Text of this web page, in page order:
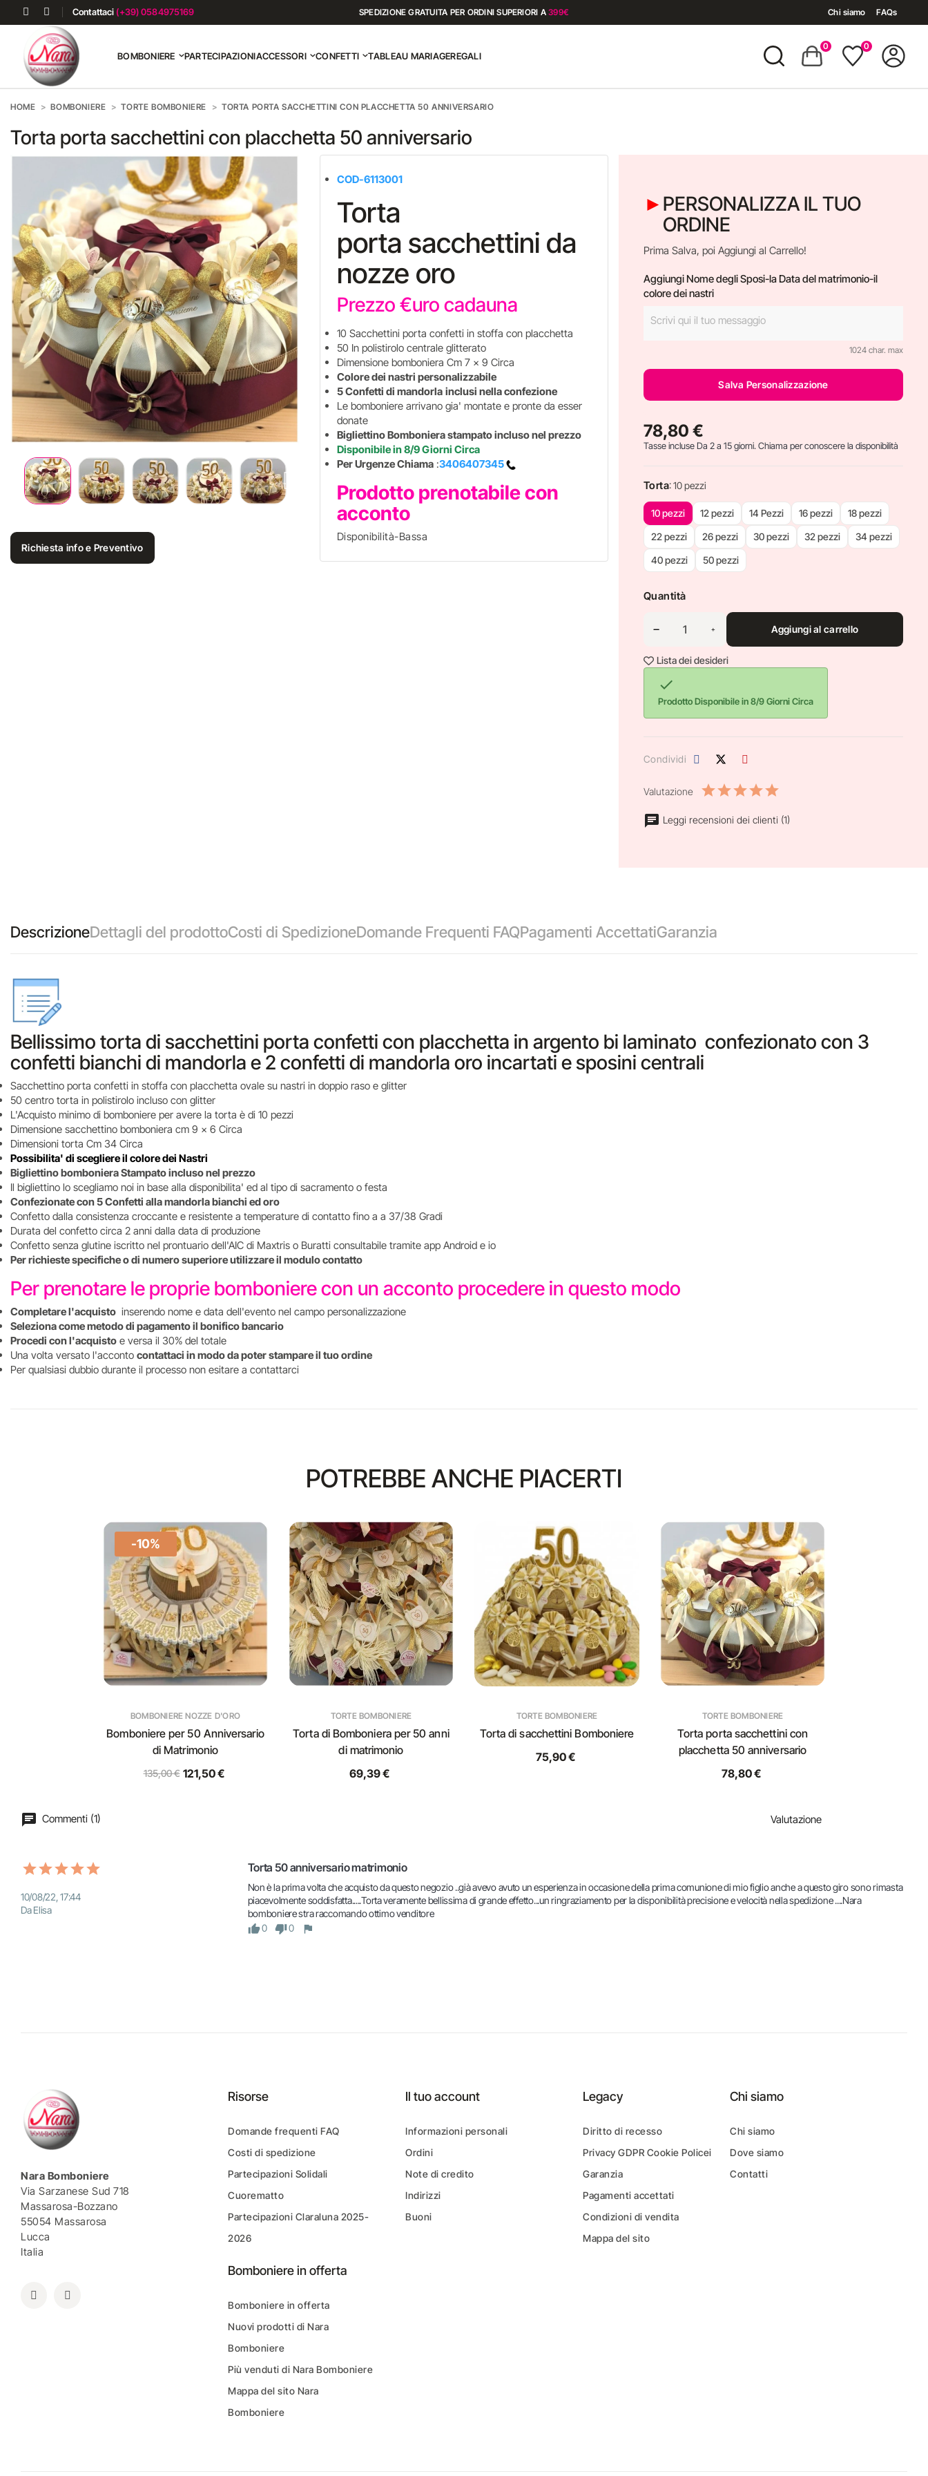
Contattaci (+39) 0584975169 SPEDIZIONE GRATUITA PER ORDINI SUPERIORI A399€ Chi siamo FAQs
BOMBONIERE PARTECIPAZIONIACCESSORI CONFETTI TABLEAU MARIAGEREGALI
0 0
HOME BOMBONIERE TORTE BOMBONIERE TORTA PORTA SACCHETTINI CON PLACCHETTA 50 ANNIVERSARIO
Torta porta sacchettini con placchetta 50 anniversario
Richiesta info e Preventivo
COD-6113001
Torta
porta sacchettini da
nozze oro
Prezzo €uro cadauna
10 Sacchettini porta confetti in stoffa con placchetta
50 In polistirolo centrale glitterato
Dimensione bomboniera Cm 7 x 9 Circa
Colore dei nastri personalizzabile
5 Confetti di mandorla inclusi nella confezione
Le bomboniere arrivano gia' montate e pronte da esser
donate
Bigliettino Bomboniera stampato incluso nel prezzo
Disponibile in 8/9 Giorni Circa
Per Urgenze Chiama:3406407345
Prodotto prenotabile con
acconto
Disponibilità-Bassa
PERSONALIZZA IL TUO
ORDINE
Prima Salva, poi Aggiungi al Carrello!
Aggiungi Nome degli Sposi-la Data del matrimonio-il
colore dei nastri
1024 char. max
Salva Personalizzazione
78,80 €
Tasse incluseDa 2 a 15 giorni. Chiama per conoscere la disponibilità
Torta: 10 pezzi
10 pezzi 12 pezzi 14 Pezzi 16 pezzi
18 pezzi
22 pezzi
26 pezzi 30 pezzi 32 pezzi
34 pezzi
40 pezzi
50 pezzi
Quantità
Aggiungi al carrello
Lista dei desideri

Prodotto Disponibile in 8/9 Giorni Circa
Condividi
Valutazione
Leggi recensioni dei clienti (1)
DescrizioneDettagli del prodottoCosti di SpedizioneDomande Frequenti FAQPagamenti AccettatiGaranzia
Bellissimo torta di sacchettini porta confetti con placchetta in argento bi laminato confezionato con 3
confetti bianchi di mandorla e 2 confetti di mandorla oro incartati e sposini centrali
Sacchettino porta confetti in stoffa con placchetta ovale su nastri in doppio raso e glitter
50 centro torta in polistirolo incluso con glitter
L'Acquisto minimo di bomboniere per avere la torta è di 10 pezzi
Dimensione sacchettino bomboniera cm 9 x 6 Circa
Dimensioni torta Cm 34 Circa
Possibilita' di scegliere il colore dei Nastri
Bigliettino bomboniera Stampato incluso nel prezzo
Il bigliettino lo scegliamo noi in base alla disponibilita' ed al tipo di sacramento o festa
Confezionate con 5 Confetti alla mandorla bianchi ed oro
Confetto dalla consistenza croccante e resistente a temperature di contatto fino a a 37/38 Gradi
Durata del confetto circa 2 anni dalla data di produzione
Confetto senza glutine iscritto nel prontuario dell'AIC di Maxtris o Buratti consultabile tramite app Android e io
Per richieste specifiche o di numero superiore utilizzare il modulo contatto
Per prenotare le proprie bomboniere con un acconto procedere in questo modo
Completare l'acquisto inserendo nome e data dell'evento nel campo personalizzazione
Seleziona come metodo di pagamento il bonifico bancario
Procedi con l'acquisto e versa il 30% del totale
Una volta versato l'acconto contattaci in modo da poter stampare il tuo ordine
Per qualsiasi dubbio durante il processo non esitare a contattarci
POTREBBE ANCHE PIACERTI
-10%
BOMBONIERE NOZZE D'ORO
Bomboniere per 50 Anniversario
di Matrimonio
135,00 € 121,50 €
TORTE BOMBONIERE
Torta di Bomboniera per 50 anni
di matrimonio
69,39 €
TORTE BOMBONIERE
Torta di sacchettini Bomboniere
75,90 €
TORTE BOMBONIERE
Torta porta sacchettini con
placchetta 50 anniversario
78,80 €
Commenti (1) Valutazione
10/08/22, 17:44
Da Elisa
Torta 50 anniversario matrimonio
Non è la prima volta che acquisto da questo negozio ..già avevo avuto un esperienza in occasione della prima comunione di mio figlio anche a questo giro sono rimasta
piacevolmente soddisfatta.....Torta veramente bellissima di grande effetto...un ringraziamento per la disponibilità precisione e velocità nella spedizione ....Nara
bomboniere stra raccomando ottimo venditore
0
0
Nara Bomboniere
Via Sarzanese Sud 718
Massarosa-Bozzano
55054 Massarosa
Lucca
Italia
Risorse
Domande frequenti FAQ
Costi di spedizione
Partecipazioni Solidali
Cuorematto
Partecipazioni Claraluna 2025-
2026
Bomboniere in offerta
Bomboniere in offerta
Nuovi prodotti di Nara
Bomboniere
Più venduti di Nara Bomboniere
Mappa del sito Nara
Bomboniere
Il tuo account
Informazioni personali
Ordini
Note di credito
Indirizzi
Buoni
Legacy
Diritto di recesso
Privacy GDPR Cookie Policei
Garanzia
Pagamenti accettati
Condizioni di vendita
Mappa del sito
Chi siamo
Chi siamo
Dove siamo
Contatti